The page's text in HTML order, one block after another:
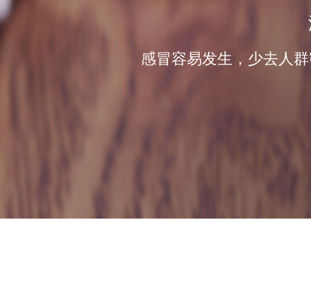
感冒容易发生，少去人